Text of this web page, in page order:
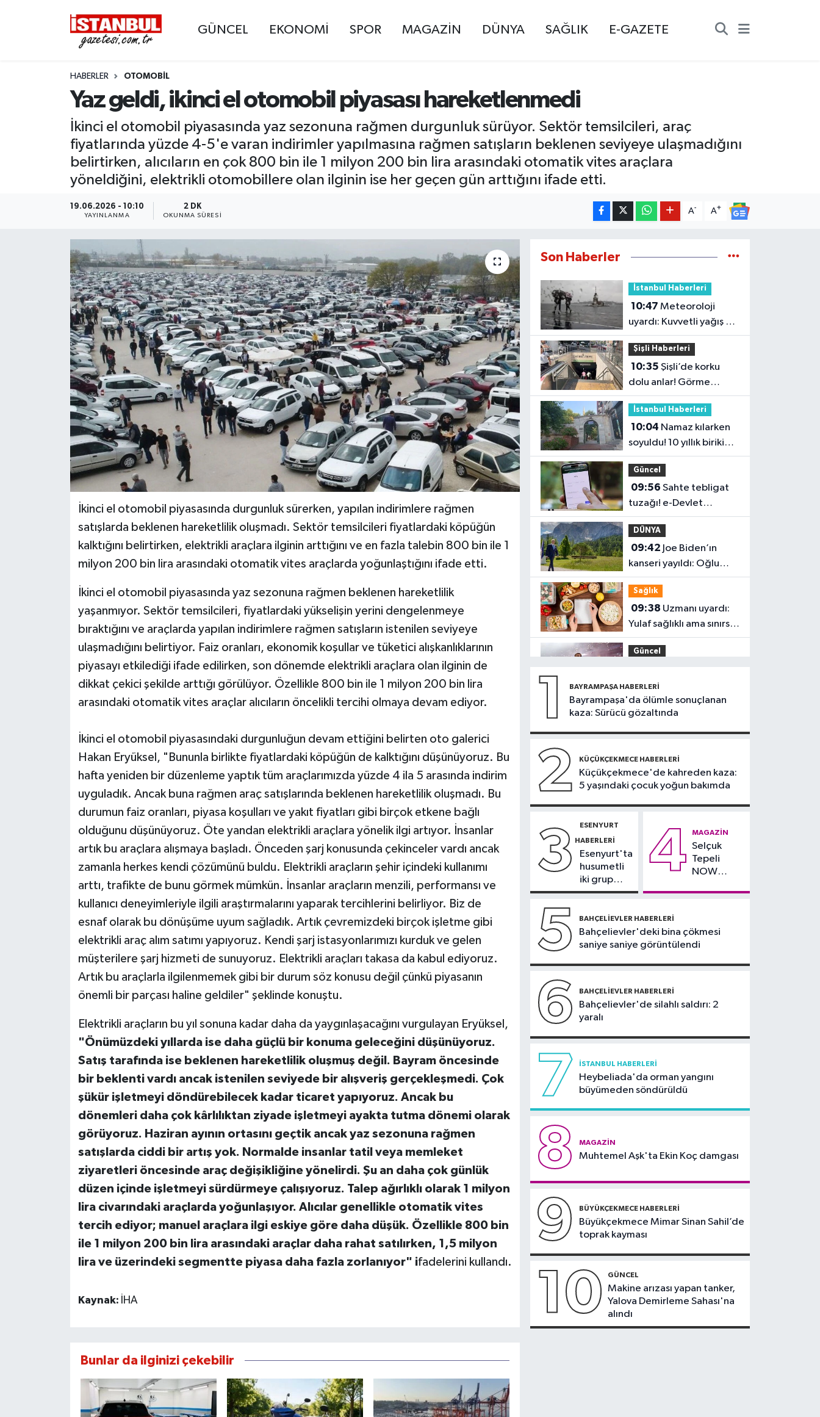
GÜNCEL EKONOMİ SPOR MAGAZİN DÜNYA SAĞLIK E-GAZETE
HABERLER OTOMOBIL
Yaz geldi, ikinci el otomobil piyasası hareketlenmedi
İkinci el otomobil piyasasında yaz sezonuna rağmen durgunluk sürüyor. Sektör temsilcileri, araç
fiyatlarında yüzde 4-5'e varan indirimler yapılmasına rağmen satışların beklenen seviyeye ulaşmadığını
belirtirken, alıcıların en çok 800 bin ile 1 milyon 200 bin lira arasındaki otomatik vites araçlara
yöneldiğini, elektrikli otomobillere olan ilginin ise her geçen gün arttığını ifade etti.
19.06.2026 - 10:10
YAYINLANMA
2 DK
OKUNMA SÜRESI
A- A+
İkinci el otomobil piyasasında durgunluk sürerken, yapılan indirimlere rağmen
satışlarda beklenen hareketlilik oluşmadı. Sektör temsilcileri fiyatlardaki köpüğün
kalktığını belirtirken, elektrikli araçlara ilginin arttığını ve en fazla talebin 800 bin ile 1
milyon 200 bin lira arasındaki otomatik vites araçlarda yoğunlaştığını ifade etti.
İkinci el otomobil piyasasında yaz sezonuna rağmen beklenen hareketlilik
yaşanmıyor. Sektör temsilcileri, fiyatlardaki yükselişin yerini dengelenmeye
bıraktığını ve araçlarda yapılan indirimlere rağmen satışların istenilen seviyeye
ulaşmadığını belirtiyor. Faiz oranları, ekonomik koşullar ve tüketici alışkanlıklarının
piyasayı etkilediği ifade edilirken, son dönemde elektrikli araçlara olan ilginin de
dikkat çekici şekilde arttığı görülüyor. Özellikle 800 bin ile 1 milyon 200 bin lira
arasındaki otomatik vites araçlar alıcıların öncelikli tercihi olmaya devam ediyor.
İkinci el otomobil piyasasındaki durgunluğun devam ettiğini belirten oto galerici
Hakan Eryüksel, "Bununla birlikte fiyatlardaki köpüğün de kalktığını düşünüyoruz. Bu
hafta yeniden bir düzenleme yaptık tüm araçlarımızda yüzde 4 ila 5 arasında indirim
uyguladık. Ancak buna rağmen araç satışlarında beklenen hareketlilik oluşmadı. Bu
durumun faiz oranları, piyasa koşulları ve yakıt fiyatları gibi birçok etkene bağlı
olduğunu düşünüyoruz. Öte yandan elektrikli araçlara yönelik ilgi artıyor. İnsanlar
artık bu araçlara alışmaya başladı. Önceden şarj konusunda çekinceler vardı ancak
zamanla herkes kendi çözümünü buldu. Elektrikli araçların şehir içindeki kullanımı
arttı, trafikte de bunu görmek mümkün. İnsanlar araçların menzili, performansı ve
kullanıcı deneyimleriyle ilgili araştırmalarını yaparak tercihlerini belirliyor. Biz de
esnaf olarak bu dönüşüme uyum sağladık. Artık çevremizdeki birçok işletme gibi
elektrikli araç alım satımı yapıyoruz. Kendi şarj istasyonlarımızı kurduk ve gelen
müşterilere şarj hizmeti de sunuyoruz. Elektrikli araçları takasa da kabul ediyoruz.
Artık bu araçlarla ilgilenmemek gibi bir durum söz konusu değil çünkü piyasanın
önemli bir parçası haline geldiler" şeklinde konuştu.
Elektrikli araçların bu yıl sonuna kadar daha da yaygınlaşacağını vurgulayan Eryüksel,
"Önümüzdeki yıllarda ise daha güçlü bir konuma geleceğini düşünüyoruz.
Satış tarafında ise beklenen hareketlilik oluşmuş değil. Bayram öncesinde
bir beklenti vardı ancak istenilen seviyede bir alışveriş gerçekleşmedi. Çok
şükür işletmeyi döndürebilecek kadar ticaret yapıyoruz. Ancak bu
dönemleri daha çok kârlılıktan ziyade işletmeyi ayakta tutma dönemi olarak
görüyoruz. Haziran ayının ortasını geçtik ancak yaz sezonuna rağmen
satışlarda ciddi bir artış yok. Normalde insanlar tatil veya memleket
ziyaretleri öncesinde araç değişikliğine yönelirdi. Şu an daha çok günlük
düzen içinde işletmeyi sürdürmeye çalışıyoruz. Talep ağırlıklı olarak 1 milyon
lira civarındaki araçlarda yoğunlaşıyor. Alıcılar genellikle otomatik vites
tercih ediyor; manuel araçlara ilgi eskiye göre daha düşük. Özellikle 800 bin
ile 1 milyon 200 bin lira arasındaki araçlar daha rahat satılırken, 1,5 milyon
lira ve üzerindeki segmentte piyasa daha fazla zorlanıyor" ifadelerini kullandı.
Kaynak: İHA
Bunlar da ilginizi çekebilir
Son Haberler
İstanbul Haberleri
10:47
uyardı: Kuvvetli yağış ve
fırtına geliyor
Şişli Haberleri
10:35
dolu anlar! Görme
engelli genç metro
raylarına düştü
İstanbul Haberleri
10:04
soyuldu! 10 yıllık birikimi
saniyeler içinde gitti
Güncel
09:56
tuzağı! e-Devlet
bilgilerinizi çaldırmayın
DÜNYA
09:42
kanseri yayıldı: Oğlu
Hunter Biden’dan
açıklama
Sağlık
09:38
Yulaf sağlıklı ama sınırsız
değil
Güncel
Salah heyecanı:
Turizmde hareketlilik
başladı
Sağlık
bölgelerde zehirli
tehlike
Güngören Haberleri
09:17Güngören’de
balkonu çöken 5 katlı
Sultanbeyli Haberleri
09:10Sultanbeyli'de
alışveriş merkezinde
1 BAYRAMPAŞA HABERLERI
Bayrampaşa'da ölümle sonuçlanan
kaza: Sürücü gözaltında
2 KÜÇÜKÇEKMECE HABERLERI
Küçükçekmece'de kahreden kaza:
5 yaşındaki çocuk yoğun bakımda
3 ESENYURT
HABERLERI
Esenyurt'ta
husumetli
iki grup
arasında
kavga
4 MAGAZIN
Selçuk
Tepeli
NOW
5 BAHÇELIEVLER HABERLERI
Bahçelievler'deki bina çökmesi
saniye saniye görüntülendi
6 BAHÇELIEVLER HABERLERI
Bahçelievler'de silahlı saldırı: 2
yaralı
7 İSTANBUL HABERLERI
Heybeliada'da orman yangını
büyümeden söndürüldü
8 MAGAZIN
Muhtemel Aşk'ta Ekin Koç damgası
9 BÜYÜKÇEKMECE HABERLERI
Büyükçekmece Mimar Sinan Sahil’de
toprak kayması
10 GÜNCEL
Makine arızası yapan tanker,
Yalova Demirleme Sahası'na
alındı
EKONOMİ
İSTANBUL
MAGAZİN
SAĞLIK
BİLİM VE TEKNOLOJİ
OTOMOBİL
KURUMSAL
Nöbetçi Eczaneler
Hava Durumu
Trafik Durumu
Süper Lig Puan Durumu ve Fikstür
Son Dakika Haberleri